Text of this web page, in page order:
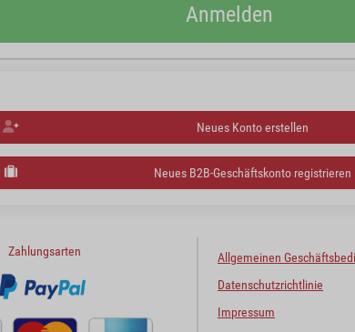
Anmelden
Neues Konto erstellen
Neues B2B-Geschäftskonto registrieren
Zahlungsarten
Allgemeinen
Datenschutzrichtlinie
Impressum